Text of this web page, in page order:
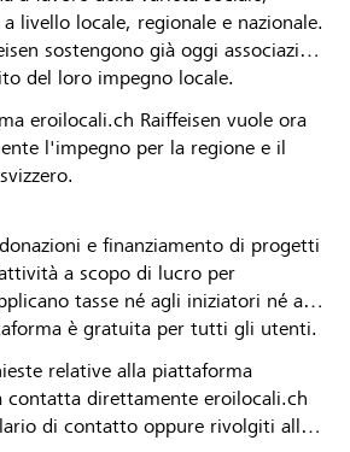
livello locale, regionale e nazionale.
sostengono già oggi associazioni
del loro impegno locale.
eroilocali.ch Raiffeisen vuole ora
l'impegno per la regione e il
e finanziamento di progetti
a scopo di lucro per
tasse né agli iniziatori né ai
è gratuita per tutti gli utenti.
relative alla piattaforma
contatta direttamente eroilocali.ch
di contatto oppure rivolgiti alla